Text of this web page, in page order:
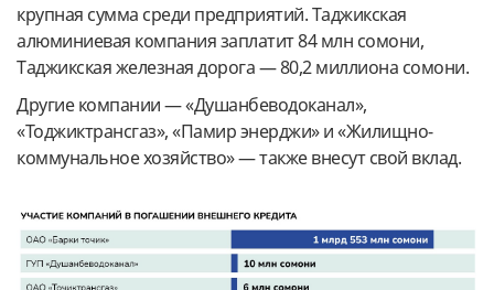
крупная сумма среди предприятий. Таджикская
алюминиевая компания заплатит 84 млн сомони,
Таджикская железная дорога — 80,2 миллиона сомони.
Другие компании — «Душанбеводоканал»,
«Тоджиктрансгаз», «Памир энерджи» и «Жилищно-
коммунальное хозяйство» — также внесут свой вклад.